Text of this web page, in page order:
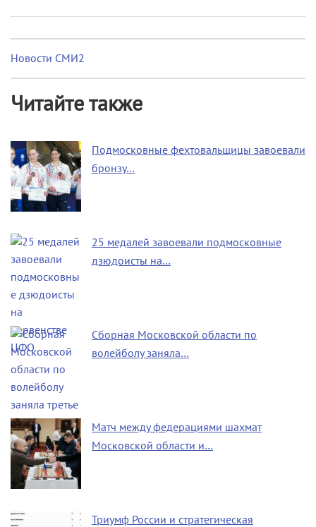
Новости СМИ2
Читайте также
Подмосковные фехтовальщицы завоевали
бронзу…
25 медалей завоевали подмосковные
дзюдоисты на…
Сборная Московской области по
волейболу заняла…
Матч между федерациями шахмат
Московской области и…
Триумф России и стратегическая